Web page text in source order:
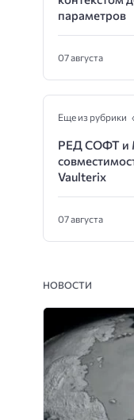
параметров
07 августа
Еще из рубрики
РЕД СОФТ и
Vaulterix
07 августа
НОВОСТИ